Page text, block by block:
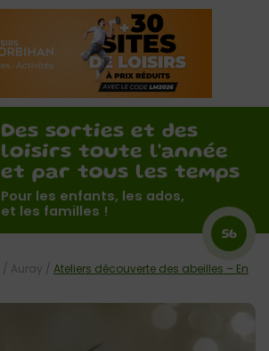
Des sorties et des
loisirs toute l'année
et par tous les temps
Pour les enfants, les ados,
et les familles !
56
/ Auray / Ateliers découverte des abeilles – En